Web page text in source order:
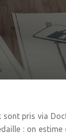
pris via
: on estime